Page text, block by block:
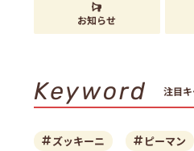
お知らせ
Keyword 注目
ズッキーニ ピーマン